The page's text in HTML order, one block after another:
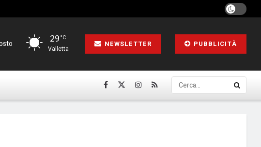
29°C
Valletta
NEWSLETTER PUBBLICITÀ